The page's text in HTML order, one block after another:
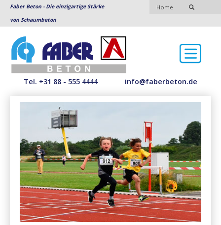
Faber Beton - Die einzigartige Stärke
von Schaumbeton
Home
Tel. +31 88 - 555 4444 info@faberbeton.de